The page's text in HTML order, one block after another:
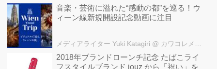
音楽・芸術に溢れた“感動の都”を巡る！ウ
ィーン線新規開設記念動画に注目
メディアライター Yuki Katagiri @ カワコレメディア編集部
2018年ブランドローンチ記念 たばこライ
フスタイルブランド jouz から「祝い」を